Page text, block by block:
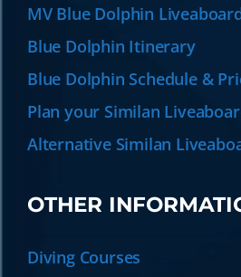
MV Blue Dolphin
Blue Dolphin Itinerary
Blue Dolphin Schedule &
Plan your Similan
Alternative Similan
OTHER
Diving Courses